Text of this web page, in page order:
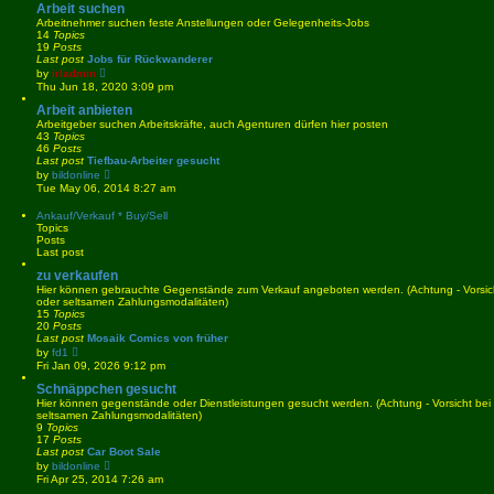
t
e
s
t
p
o
Arbeit suchen
Arbeitnehmer suchen feste Anstellungen oder Gelegenheits-Jobs
14 Topics
19 Posts
Last post Jobs für Rückwanderer
by irladmin
i
e
w
t
h
l
a
t
e
t
Thu Jun 18, 2020 3:09 pm
Arbeit anbieten
Arbeitgeber suchen Arbeitskräfte, auch Agenturen dürfen hier posten
43 Topics
46 Posts
Last post Tiefbau-Arbeiter gesucht
by bildonline
i
e
t
t
e
s
o
t
Tue May 06, 2014 8:27 am
Ankauf/Verkauf * Buy/Sell
Topics
Posts
Last post
zu verkaufen
Hier können gebrauchte Gegenstände zum Verkauf angeboten werden. (Achtung -
oder seltsamen Zahlungsmodalitäten)
15 Topics
20 Posts
Last post Mosaik Comics von früher
by fd1
i
e
w
t
h
e
l
a
t
e
s
Fri Jan 09, 2026 9:12 pm
Schnäppchen gesucht
Hier können gegenstände oder Dienstleistungen gesucht werden. (Achtung - Vorsicht
seltsamen Zahlungsmodalitäten)
9 Topics
17 Posts
Last post Car Boot Sale
by bildonline
e
Fri Apr 25, 2014 7:26 am